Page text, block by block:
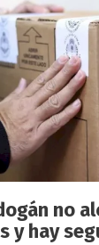
no
y hay